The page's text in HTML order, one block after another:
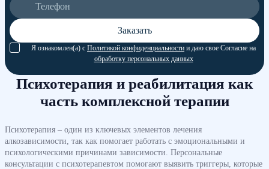
Заказать
Я ознакомлен(а) с Политикой конфиденциальности и даю свое Согласие на
обработку персональных данных
Психотерапия и реабилитация как
часть комплексной терапии
Психотерапия – один из ключевых элементов лечения
алкозависимости, так как помогает работать с эмоциональными и
психологическими причинами зависимости. Персональные
консультации с психотерапевтом помогают выявить триггеры, которые